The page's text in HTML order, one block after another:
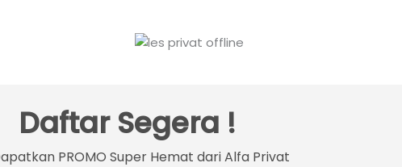
Daftar Segera !
PROMO Super Hemat dari Alfa Privat